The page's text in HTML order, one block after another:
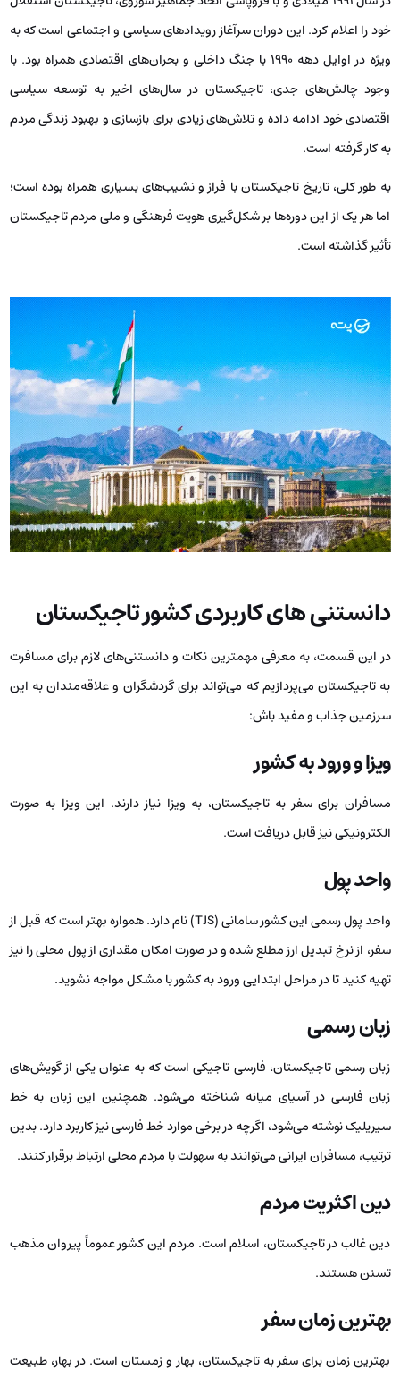
خود را اعلام کرد. این دوران سرآغاز رویدادهای سیاسی و اجتماعی است که به
‌ویژه در اوایل دهه 1990 با جنگ داخلی و بحران‌های اقتصادی همراه بود. با
وجود چالش‌های جدی، تاجیکستان در سال‌های اخیر به توسعه سیاسی
اقتصادی خود ادامه داده و تلاش‌های زیادی برای بازسازی و بهبود زندگی مردم
به کار گرفته است.
به طور کلی، تاریخ تاجیکستان با فراز و نشیب‌های بسیاری همراه بوده است؛
اما هر یک از این دوره‌ها بر شکل‌گیری هویت فرهنگی و ملی مردم تاجیکستان
تأثیر گذاشته است.
دانستنی های کاربردی کشور تاجیکستان
در این قسمت، به معرفی مهمترین نکات و دانستنی‌های لازم برای مسافرت
به تاجیکستان می‌پردازیم که می‌تواند برای گردشگران و علاقه‌مندان به این
سرزمین جذاب و مفید باش:
ویزا و ورود به کشور
مسافران برای سفر به تاجیکستان، به ویزا نیاز دارند. این ویزا به صورت
الکترونیکی نیز قابل دریافت است.
واحد پول
واحد پول رسمی این کشور سامانی (TJS) نام دارد. همواره بهتر است که قبل از
سفر، از نرخ تبدیل ارز مطلع شده و در صورت امکان مقداری از پول محلی را نیز
تهیه کنید تا در مراحل ابتدایی ورود به کشور با مشکل مواجه نشوید.
زبان رسمی
زبان رسمی تاجیکستان، فارسی تاجیکی است که به عنوان یکی از گویش‌های
زبان فارسی در آسیای میانه شناخته می‌شود. همچنین این زبان به خط
سیریلیک نوشته می‌شود، اگرچه در برخی موارد خط فارسی نیز کاربرد دارد. بدین
ترتیب، مسافران ایرانی می‌توانند به سهولت با مردم محلی ارتباط برقرار کنند.
دین اکثریت مردم
دین غالب در تاجیکستان، اسلام است. مردم این کشور عموماً پیروان مذهب
تسنن هستند.
بهترین زمان سفر
بهترین زمان برای سفر به تاجیکستان، بهار و زمستان است. در بهار، طبیعت